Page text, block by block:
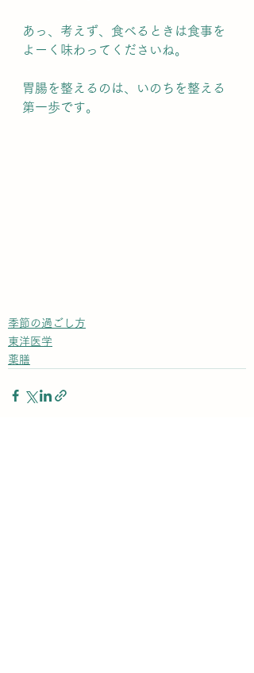
あっ、考えず、食べるときは食事を
よーく味わってくださいね。
胃腸を整えるのは、いのちを整える
第一歩です。
季節の過ごし方
東洋医学
薬膳